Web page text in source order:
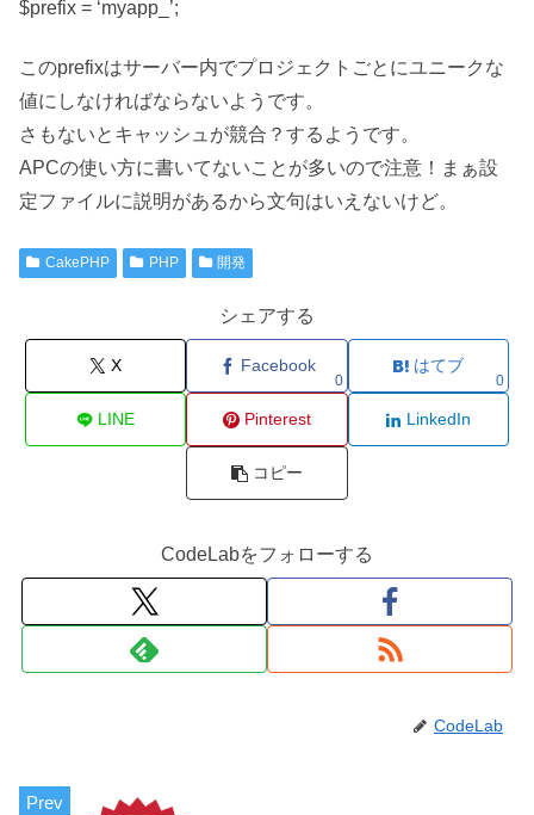
$prefix = ‘myapp_’;
このprefixはサーバー内でプロジェクトごとにユニークな
値にしなければならないようです。
さもないとキャッシュが競合？するようです。
APCの使い方に書いてないことが多いので注意！まぁ設
定ファイルに説明があるから文句はいえないけど。
CakePHP PHP 開発
シェアする
X Facebook
0
はてブ
0
LINE Pinterest LinkedIn
コピー
CodeLabをフォローする
CodeLab